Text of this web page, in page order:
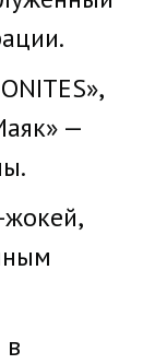
—
в